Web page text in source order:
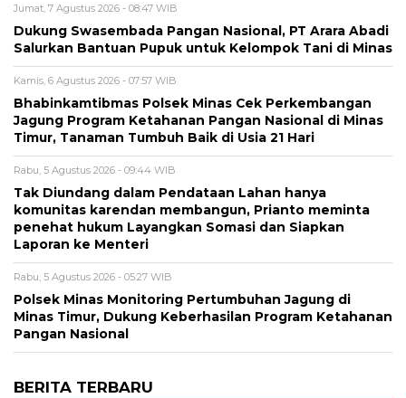
Jumat, 7 Agustus 2026 - 08:47 WIB
Dukung Swasembada Pangan Nasional, PT Arara Abadi
Salurkan Bantuan Pupuk untuk Kelompok Tani di Minas
Kamis, 6 Agustus 2026 - 07:57 WIB
Bhabinkamtibmas Polsek Minas Cek Perkembangan
Jagung Program Ketahanan Pangan Nasional di Minas
Timur, Tanaman Tumbuh Baik di Usia 21 Hari
Rabu, 5 Agustus 2026 - 09:44 WIB
Tak Diundang dalam Pendataan Lahan hanya
komunitas karendan membangun, Prianto meminta
penehat hukum Layangkan Somasi dan Siapkan
Laporan ke Menteri
Rabu, 5 Agustus 2026 - 05:27 WIB
Polsek Minas Monitoring Pertumbuhan Jagung di
Minas Timur, Dukung Keberhasilan Program Ketahanan
Pangan Nasional
BERITA TERBARU